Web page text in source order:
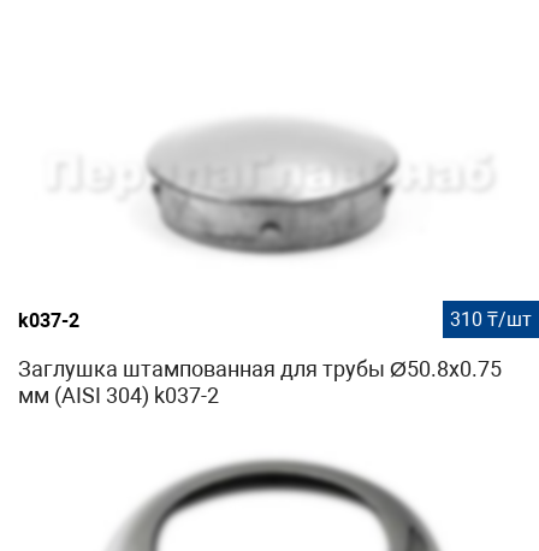
k037-2 310 ₸/шт
Заглушка штампованная для трубы Ø50.8х0.75
мм (AISI 304) k037-2